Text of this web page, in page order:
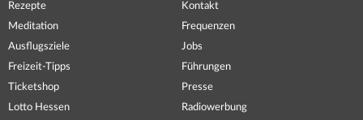
Rezepte
Meditation
Ausflugsziele
Freizeit-Tipps
Ticketshop
Lotto Hessen
Kontakt
Frequenzen
Jobs
Führungen
Presse
Radiowerbung